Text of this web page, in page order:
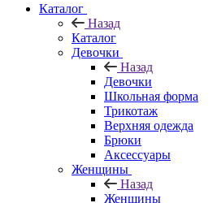
Каталог
Назад
Каталог
Девочки
Назад
Девочки
Школьная форма
Трикотаж
Верхняя одежда
Брюки
Аксессуары
Женщины
Назад
Женщины